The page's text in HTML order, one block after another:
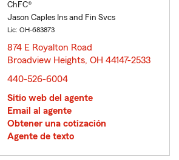
ChFC®
Jason Caples Ins and Fin Svcs
Lic: OH-683873
874 E Royalton Road
Broadview Heights, OH 44147-2533
440-526-6004
Sitio web del agente
Email al agente
Obtener una cotización
Agente de texto